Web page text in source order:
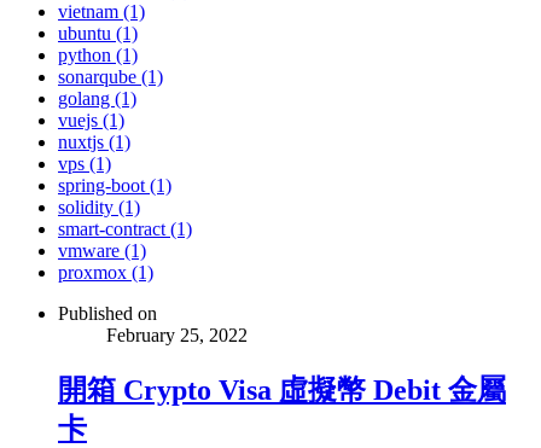
vietnam (1)
ubuntu (1)
python (1)
sonarqube (1)
golang (1)
vuejs (1)
nuxtjs (1)
vps (1)
spring-boot (1)
solidity (1)
smart-contract (1)
vmware (1)
proxmox (1)
Published on
February 25, 2022
開箱 Crypto Visa 虛擬幣 Debit 金屬
卡